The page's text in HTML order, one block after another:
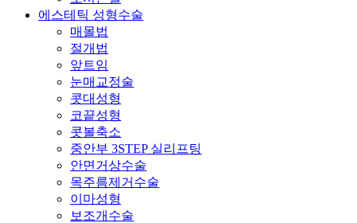
에스테틱 성형수술
매몰법
절개법
앞트임
눈매교정술
콧대성형
코끝성형
콧볼축소
중안부 3STEP 실리프팅
안면거상수술
목주름제거수술
이마성형
보조개수술